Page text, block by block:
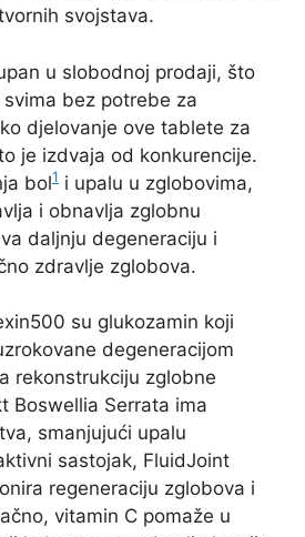
svojstava.
u slobodnoj prodaji, što
bez potrebe za
djelovanje ove tablete za
je izdvaja od konkurencije.
bol1 i upalu u zglobovima,
i obnavlja zglobnu
daljnju degeneraciju i
zdravlje zglobova.
su glukozamin koji
degeneracijom
rekonstrukciju zglobne
Boswellia Serrata ima
smanjujući upalu
sastojak, FluidJoint
regeneraciju zglobova i
vitamin C pomaže u